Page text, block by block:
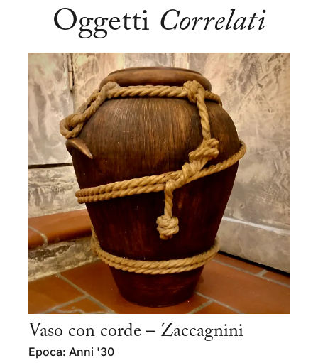
Oggetti Correlati
Vaso con corde – Zaccagnini
Epoca: Anni '30